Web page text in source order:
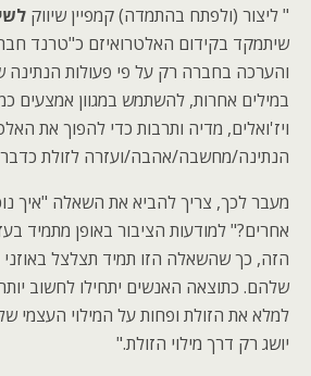
" ליצור (ולפתח בהתמדה) קמפיין שיווק
שיתמקד בקידום האלטרואיזם כ"טרנד
והערכה בחברה רק על פי פעולות הנתינה
במילים אחרות, להשתמש במגוון אמצעים
ויז'ואלים, מדיה ותרבות כדי להפוך את
הנתינה/מחשבה/אהבה/ועזרה לזולת
מעבר לכך, צריך להביא את השאלה "איך
אחרים?" למודעות הציבור באופן מתמיד
הזה, כך שהשאלה הזו תמיד תצלצל
שלהם. כתוצאה האנשים יתחילו לחשוב
למלא את הזולת ופחות על המילוי העצמי
יושג רק דרך מילוי הזולת."